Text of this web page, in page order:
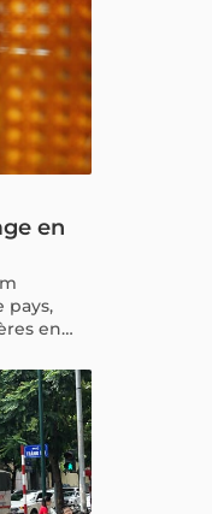
en
pays,
en
de
de
couper le
si
train de